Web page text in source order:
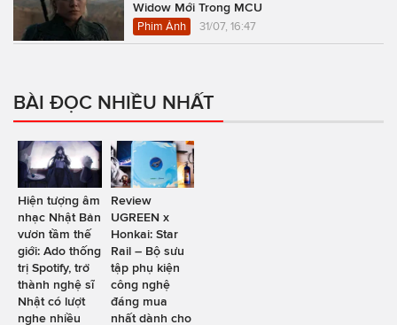
Widow Mới Trong MCU
Phim Ảnh 31/07, 16:47
BÀI ĐỌC NHIỀU NHẤT
Hiện tượng âm
nhạc Nhật Bản
vươn tầm thế
giới: Ado thống
trị Spotify, trở
thành nghệ sĩ
Nhật có lượt
nghe nhiều
Review
UGREEN x
Honkai: Star
Rail – Bộ sưu
tập phụ kiện
công nghệ
đáng mua
nhất dành cho